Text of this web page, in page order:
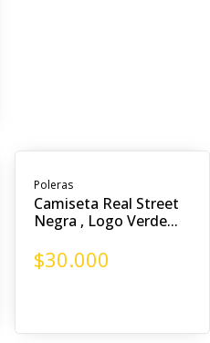
Poleras
Camiseta Real Street
Negra , Logo Verde...
$30.000